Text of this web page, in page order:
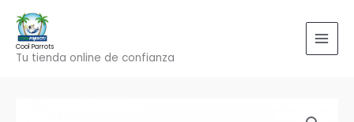
contenido
Cool Parrots
Tu tienda online de confianza